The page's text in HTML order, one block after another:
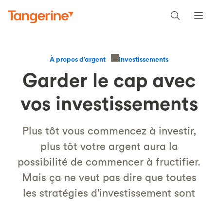
À propos d’argent Investissements
Garder le cap avec
vos investissements
Plus tôt vous commencez à investir,
plus tôt votre argent aura la
possibilité de commencer à fructifier.
Mais ça ne veut pas dire que toutes
les stratégies d'investissement sont